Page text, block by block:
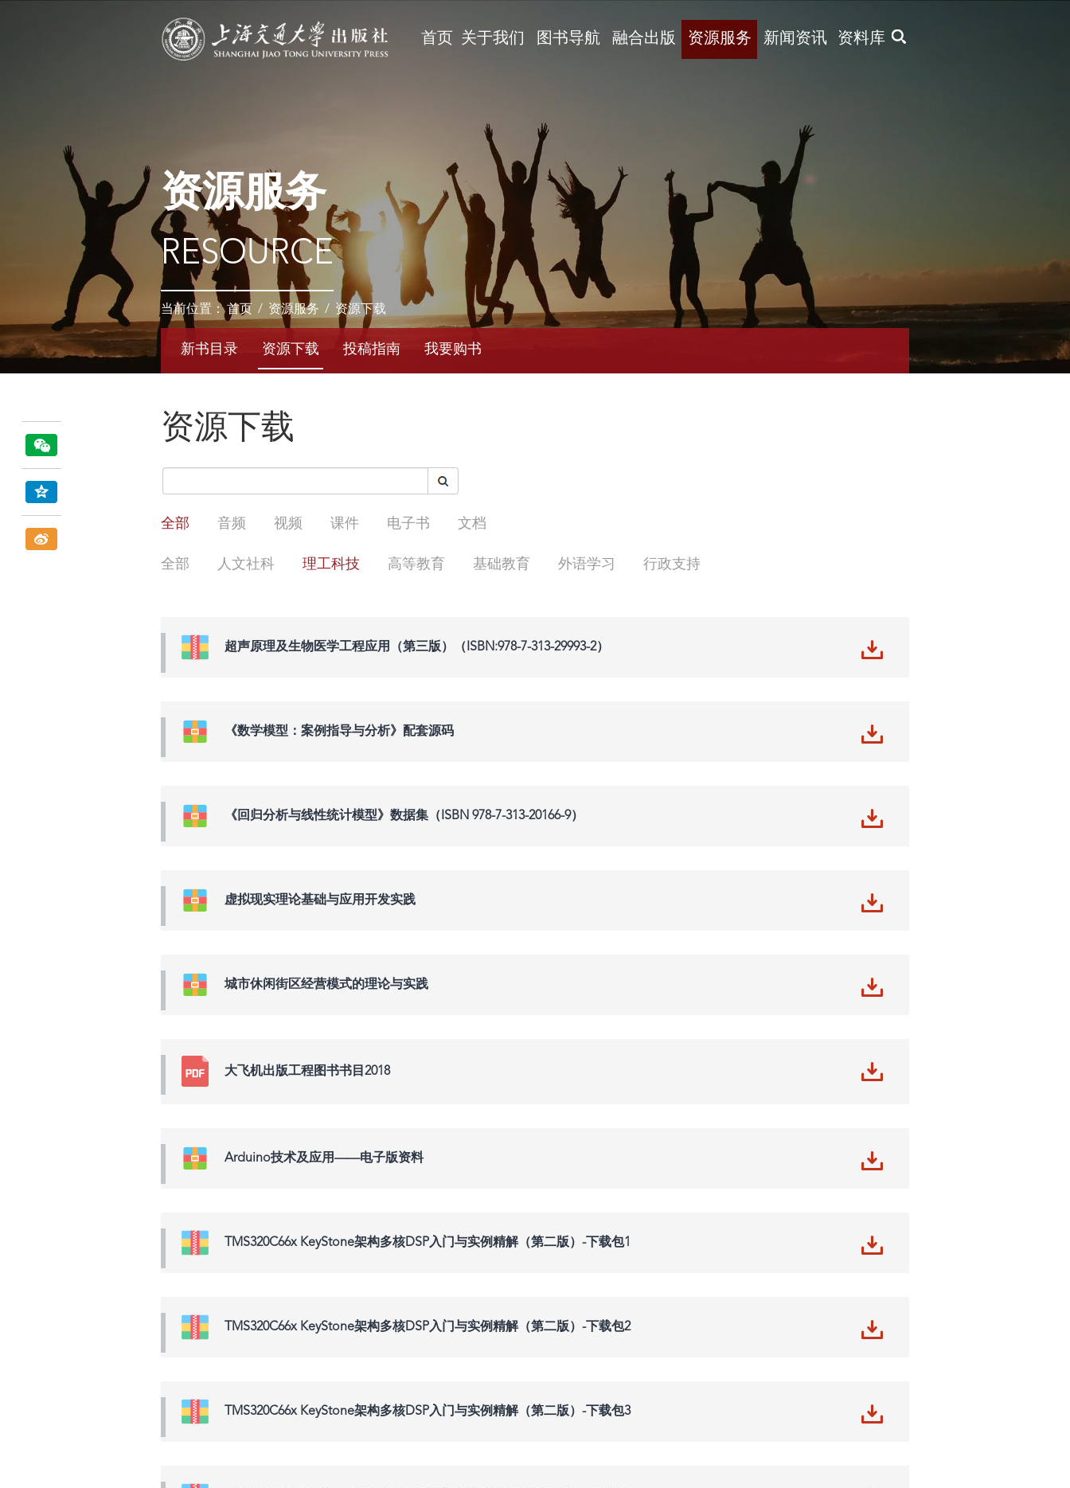
X
首页 关于我们 图书导航 融合出版 资源服务 新闻资讯 资料库
资源服务
RESOURCE
当前位置：首页 / 资源服务 / 资源下载
新书目录 资源下载 投稿指南 我要购书
资源下载
全部 音频 视频 课件 电子书 文档
全部 人文社科 理工科技 高等教育 基础教育 外语学习 行政支持
超声原理及生物医学工程应用（第三版）（ISBN:978-7-313-29993-2）
《数学模型：案例指导与分析》配套源码
《回归分析与线性统计模型》数据集（ISBN 978-7-313-20166-9）
虚拟现实理论基础与应用开发实践
城市休闲街区经营模式的理论与实践
大飞机出版工程图书书目2018
Arduino技术及应用——电子版资料
TMS320C66x KeyStone架构多核DSP入门与实例精解（第二版）-下载包1
TMS320C66x KeyStone架构多核DSP入门与实例精解（第二版）-下载包2
TMS320C66x KeyStone架构多核DSP入门与实例精解（第二版）-下载包3